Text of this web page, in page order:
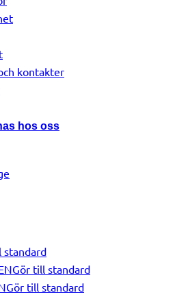
kontakter
hos oss
standard
Gör till standard
Gör till standard